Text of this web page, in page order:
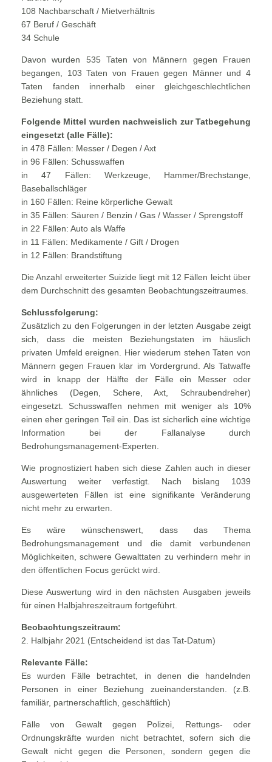
108 Nachbarschaft / Mietverhältnis
67 Beruf / Geschäft
34 Schule
Davon wurden 535 Taten von Männern gegen Frauen
begangen, 103 Taten von Frauen gegen Männer und 4
Taten fanden innerhalb einer gleichgeschlechtlichen
Beziehung statt.
Folgende Mittel wurden nachweislich zur Tatbegehung
eingesetzt (alle Fälle):
in 478 Fällen: Messer / Degen / Axt
in 96 Fällen: Schusswaffen
in 47 Fällen: Werkzeuge, Hammer/Brechstange,
Baseballschläger
in 160 Fällen: Reine körperliche Gewalt
in 35 Fällen: Säuren / Benzin / Gas / Wasser / Sprengstoff
in 22 Fällen: Auto als Waffe
in 11 Fällen: Medikamente / Gift / Drogen
in 12 Fällen: Brandstiftung
Die Anzahl erweiterter Suizide liegt mit 12 Fällen leicht über
dem Durchschnitt des gesamten Beobachtungszeitraumes.
Schlussfolgerung:
Zusätzlich zu den Folgerungen in der letzten Ausgabe zeigt
sich, dass die meisten Beziehungstaten im häuslich
privaten Umfeld ereignen. Hier wiederum stehen Taten von
Männern gegen Frauen klar im Vordergrund. Als Tatwaffe
wird in knapp der Hälfte der Fälle ein Messer oder
ähnliches (Degen, Schere, Axt, Schraubendreher)
eingesetzt. Schusswaffen nehmen mit weniger als 10%
einen eher geringen Teil ein. Das ist sicherlich eine wichtige
Information bei der Fallanalyse durch
Bedrohungsmanagement-Experten.
Wie prognostiziert haben sich diese Zahlen auch in dieser
Auswertung weiter verfestigt. Nach bislang 1039
ausgewerteten Fällen ist eine signifikante Veränderung
nicht mehr zu erwarten.
Es wäre wünschenswert, dass das Thema
Bedrohungsmanagement und die damit verbundenen
Möglichkeiten, schwere Gewalttaten zu verhindern mehr in
den öffentlichen Focus gerückt wird.
Diese Auswertung wird in den nächsten Ausgaben jeweils
für einen Halbjahreszeitraum fortgeführt.
Beobachtungszeitraum:
2. Halbjahr 2021 (Entscheidend ist das Tat-Datum)
Relevante Fälle:
Es wurden Fälle betrachtet, in denen die handelnden
Personen in einer Beziehung zueinanderstanden. (z.B.
familiär, partnerschaftlich, geschäftlich)
Fälle von Gewalt gegen Polizei, Rettungs- oder
Ordnungskräfte wurden nicht betrachtet, sofern sich die
Gewalt nicht gegen die Personen, sondern gegen die